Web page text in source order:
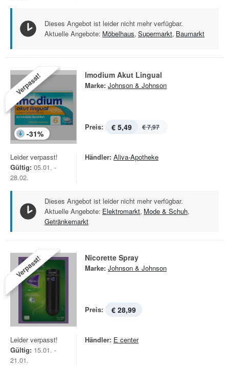
Dieses Angebot ist leider nicht mehr verfügbar.
Aktuelle Angebote: Möbelhaus, Supermarkt, Baumarkt
Verpasst!
-31%
Imodium Akut Lingual
Marke: Johnson & Johnson
Preis: € 5,49 € 7,97
Leider verpasst!
Gültig: 05.01. -
28.02.
Händler: Aliva-Apotheke
Dieses Angebot ist leider nicht mehr verfügbar.
Aktuelle Angebote: Elektromarkt, Mode & Schuh,
Getränkemarkt
Verpasst! Nicorette Spray
Marke: Johnson & Johnson
Preis: € 28,99
Leider verpasst!
Gültig: 15.01. -
21.01.
Händler: E center